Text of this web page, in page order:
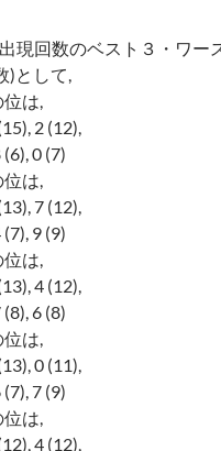
現回数のベスト３・ワー
)として,
は,
2 (12),
0 (7)
は,
7 (12),
9 (9)
は,
4 (12),
6 (8)
は,
0 (11),
7 (9)
は,
4 (12),